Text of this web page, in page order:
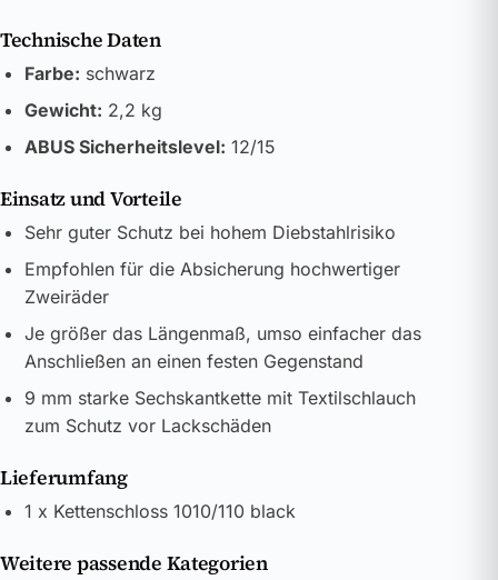
Technische Daten
Farbe: schwarz
Gewicht: 2,2 kg
ABUS Sicherheitslevel: 12/15
Einsatz und Vorteile
Sehr guter Schutz bei hohem Diebstahlrisiko
Empfohlen für die Absicherung hochwertiger
Zweiräder
Je größer das Längenmaß, umso einfacher das
Anschließen an einen festen Gegenstand
9 mm starke Sechskantkette mit Textilschlauch
zum Schutz vor Lackschäden
Lieferumfang
1 x Kettenschloss 1010/110 black
Weitere passende Kategorien